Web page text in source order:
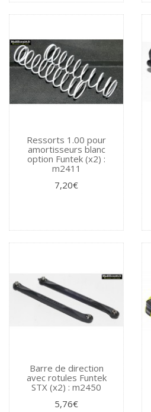
Ressorts 1.00 pour
amortisseurs blanc
option Funtek (x2) :
m2411
7,20€
Barre de direction
avec rotules Funtek
STX (x2) : m2450
5,76€